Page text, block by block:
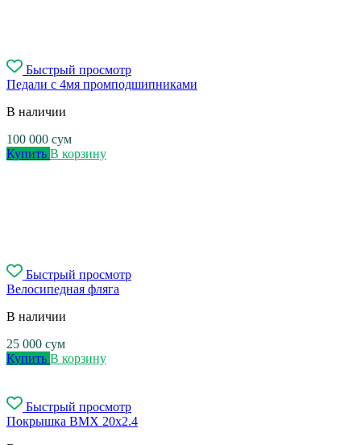
Быстрый просмотр
Педали с 4мя промподшипниками
В наличии
100 000 сум
Купить В корзину
Быстрый просмотр
Велосипедная фляга
В наличии
25 000 сум
Купить В корзину
Быстрый просмотр
Покрышка BMX 20x2.4